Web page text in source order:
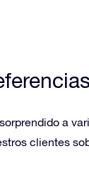
a
clientes